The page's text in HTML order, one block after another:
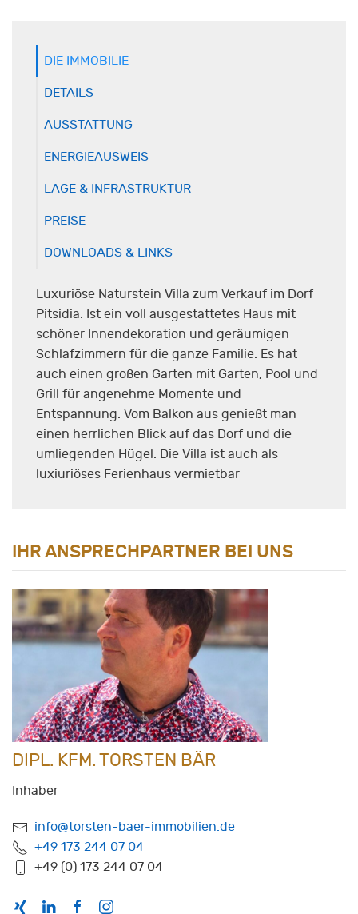
DIE IMMOBILIE
DETAILS
AUSSTATTUNG
ENERGIEAUSWEIS
LAGE & INFRASTRUKTUR
PREISE
DOWNLOADS & LINKS
Luxuriöse Naturstein Villa zum Verkauf im Dorf
Pitsidia. Ist ein voll ausgestattetes Haus mit
schöner Innendekoration und geräumigen
Schlafzimmern für die ganze Familie. Es hat
auch einen großen Garten mit Garten, Pool und
Grill für angenehme Momente und
Entspannung. Vom Balkon aus genießt man
einen herrlichen Blick auf das Dorf und die
umliegenden Hügel. Die Villa ist auch als
luxiuriöses Ferienhaus vermietbar
IHR ANSPRECHPARTNER BEI UNS
DIPL. KFM. TORSTEN BÄR
Inhaber
info@torsten-baer-immobilien.de
+49 173 244 07 04
+49 (0) 173 244 07 04